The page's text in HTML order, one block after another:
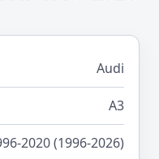
Audi
A3
2020 (1996-2026)